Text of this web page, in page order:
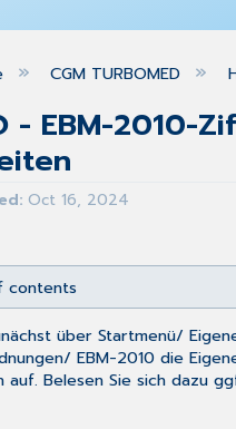
collapse global
CGM TURBOMED
- EBM-2010-
Oct 16, 2024
contents
überStartmenü/
/EBM-2010 die
Belesen Sie sich dazu